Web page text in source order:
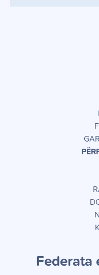
Federata